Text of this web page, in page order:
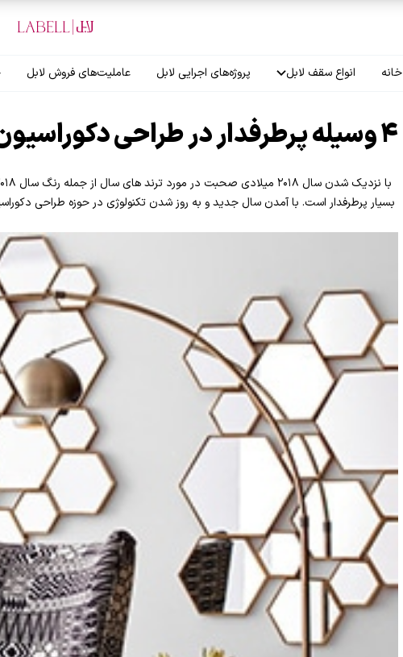
خانه انواع سقف لابل
سقف لاکر
سقف گلکسی
سقف ترنسپرنت
سقف اپلای
پروژه‌های اجرایی لابل عاملیت‌های فروش لابل
۴ وسیله پرطرفدار در طراحی دکوراسیون منزل سال ۲۰۱۸
بسیار پرطرفدار است. با آمدن سال جدید و به روز شدن تکنولوژی در حوزه طراحی